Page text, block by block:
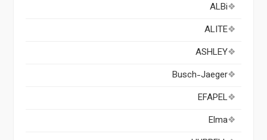
ALBi
ALITE
ASHLEY
Busch-Jaeger
EFAPEL
Elma